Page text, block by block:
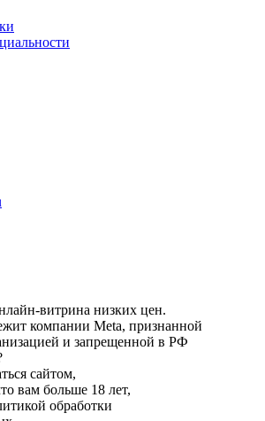
витрина низких цен.
компании Meta, признанной
и запрещенной в РФ
сайтом,
вам больше 18 лет,
обработки